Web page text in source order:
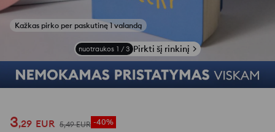
Kažkas pirko per paskutinę 1 valandą
nuotraukos 1 / 3 Pirkti šį rinkinį
3,29 EUR 5,49 EUR -40%